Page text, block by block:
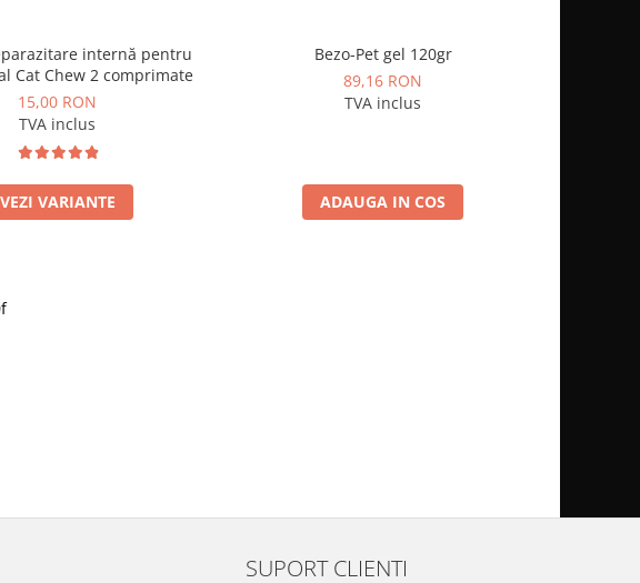
internă pentru
Cat Chew 2 comprimate
15,00 RON
TVA inclus
VEZI VARIANTE
Bezo-Pet gel 120gr
89,16 RON
TVA inclus
ADAUGA IN COS
SUPORT CLIENTI